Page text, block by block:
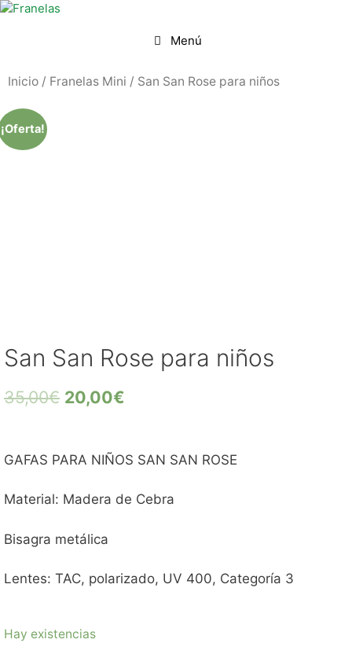
Menú
Inicio / Franelas Mini / San San Rose para niños
¡Oferta!
San San Rose para niños
35,00€ 20,00€
GAFAS PARA NIÑOS SAN SAN ROSE
Material: Madera de Cebra
Bisagra metálica
Lentes: TAC, polarizado, UV 400, Categoría 3
Hay existencias